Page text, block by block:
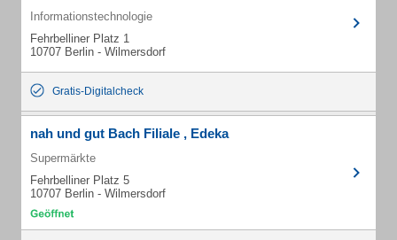
Informationstechnologie
Fehrbelliner Platz 1
10707 Berlin - Wilmersdorf
Gratis-Digitalcheck
nah und gut Bach Filiale , Edeka
Supermärkte
Fehrbelliner Platz 5
10707 Berlin - Wilmersdorf